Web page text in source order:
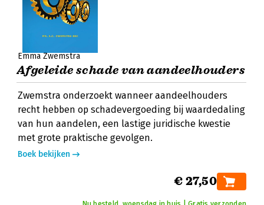
Emma Zwemstra
Afgeleide schade van aandeelhouders
Zwemstra onderzoekt wanneer aandeelhouders
recht hebben op schadevergoeding bij waardedaling
van hun aandelen, een lastige juridische kwestie
met grote praktische gevolgen.
Boek bekijken
€ 27,50